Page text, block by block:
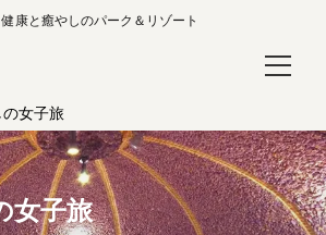
健康と癒やしのパーク＆リゾート
女子旅
女子旅